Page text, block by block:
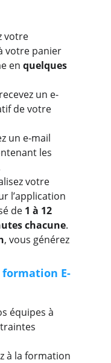
votre
votre panier
en quelques
un e-
de votre
un e-mail
les
votre
l’application
de 1 à 12
chacune.
, vous générez
E-
équipes à
à la formation